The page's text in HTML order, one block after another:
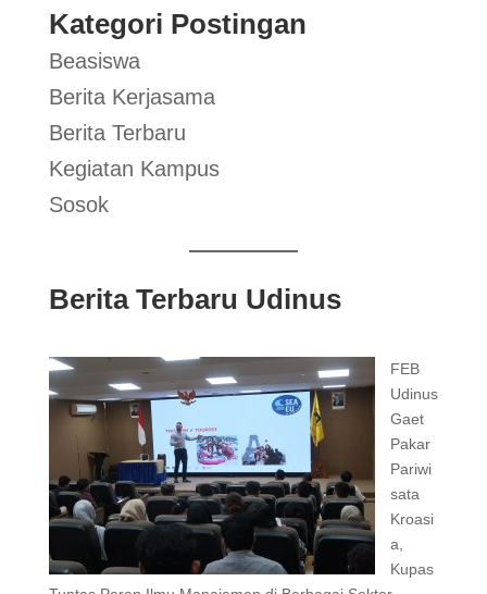
Kategori Postingan
Beasiswa
Berita Kerjasama
Berita Terbaru
Kegiatan Kampus
Sosok
Berita Terbaru Udinus
FEB
Udinus
Gaet
Pakar
Pariwi
sata
Kroasi
a,
Kupas